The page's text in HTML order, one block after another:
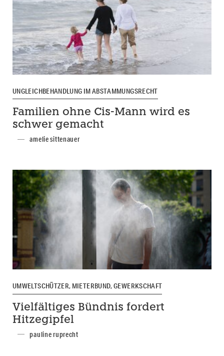
UNGLEICHBEHANDLUNG IM ABSTAMMUNGSRECHT
Familien ohne Cis-Mann wird es
schwer gemacht
amelie sittenauer
UMWELTSCHÜTZER, MIETERBUND, GEWERKSCHAFT
Vielfältiges Bündnis fordert
Hitzegipfel
pauline ruprecht